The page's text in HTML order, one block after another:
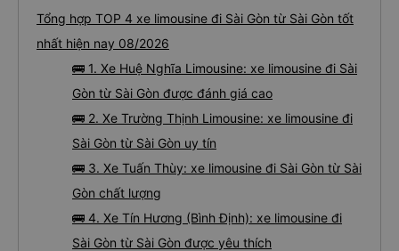
Tổng hợp TOP 4 xe limousine đi Sài Gòn từ Sài Gòn tốt
nhất hiện nay 08/2026
🚌 1. Xe Huệ Nghĩa Limousine: xe limousine đi Sài
Gòn từ Sài Gòn được đánh giá cao
🚌 2. Xe Trường Thịnh Limousine: xe limousine đi
Sài Gòn từ Sài Gòn uy tín
🚌 3. Xe Tuấn Thùy: xe limousine đi Sài Gòn từ Sài
Gòn chất lượng
🚌 4. Xe Tín Hương (Bình Định): xe limousine đi
Sài Gòn từ Sài Gòn được yêu thích